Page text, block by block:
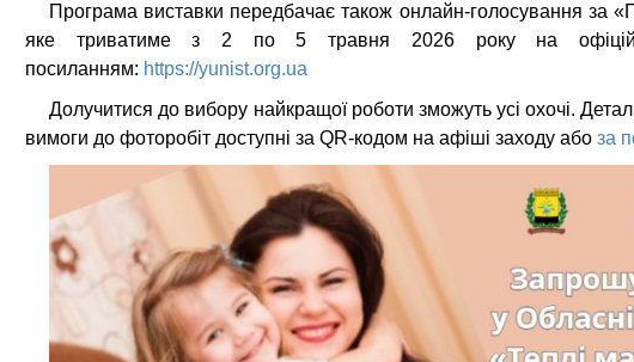
Програма виставки передбачає також онлайн-голосування за
яке триватиме з 2 по 5 травня 2026 року на
посиланням: https://yunist.org.ua
Долучитися до вибору найкращої роботи зможуть усі охочі.
вимоги до фоторобіт доступні за QR-кодом на афіші заходу або за